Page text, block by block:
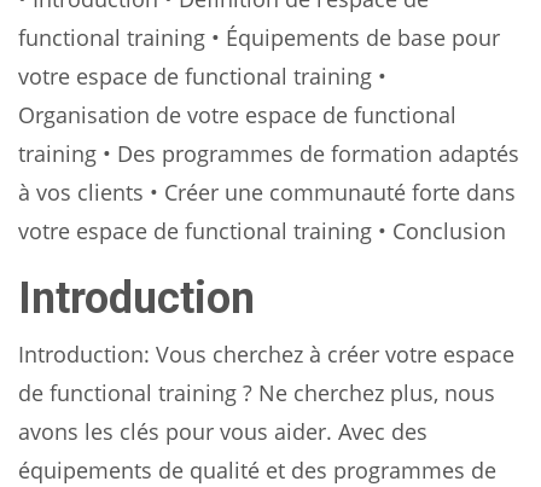
functional training • Équipements de base pour
votre espace de functional training •
Organisation de votre espace de functional
training • Des programmes de formation adaptés
à vos clients • Créer une communauté forte dans
votre espace de functional training • Conclusion
Introduction
Introduction: Vous cherchez à créer votre espace
de functional training ? Ne cherchez plus, nous
avons les clés pour vous aider. Avec des
équipements de qualité et des programmes de